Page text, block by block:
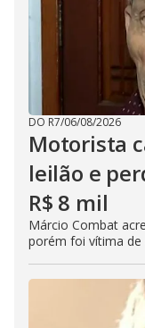
DO R7/06/08/2026
Motorista
leilão e
R$ 8 mil
Márcio Combat
porém foi vítima